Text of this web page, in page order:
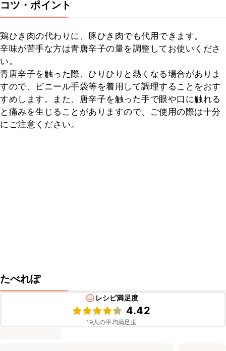
コツ・ポイント
鶏ひき肉の代わりに、豚ひき肉でも代用できます。
辛味が苦手な方は青唐辛子の量を調整してお使いくださ
い。
青唐辛子を触った際、ひりひりと熱くなる場合がありま
すので、ビニール手袋等を着用して調理することをおす
すめします。また、唐辛子を触った手で眼や口に触れる
と痛みを生じることがありますので、ご使用の際は十分
にご注意ください。
たべれぽ
レシピ満足度
4.42
19人の平均満足度